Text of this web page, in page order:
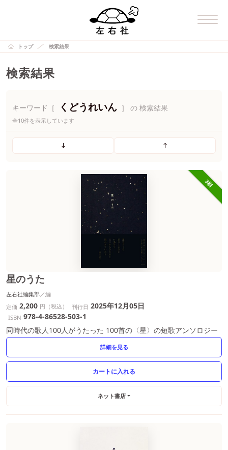
トップ 検索結果
検索結果
キーワード［ くどうれいん ］ の 検索結果
全10件を表示しています
3刷
星のうた
左右社編集部
定価 2,200 円（税込） 刊行日 2025年12月05日
ISBN 978-4-86528-503-1
同時代の歌人100人がうたった 100首の〈星〉の短歌アンソロジー
詳細を見る
ネット書店